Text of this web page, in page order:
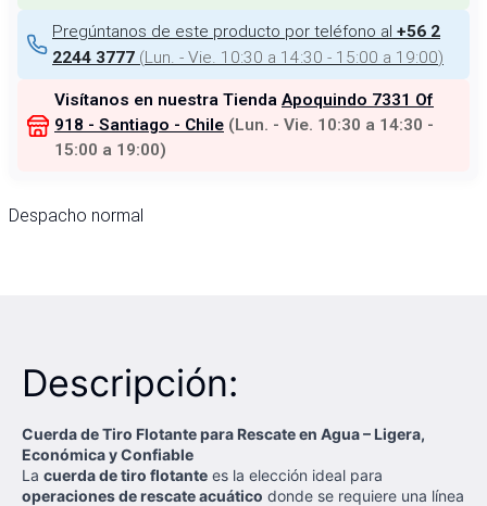
Pregúntanos de este producto por teléfono al +56 2
2244 3777 (Lun. - Vie. 10:30 a 14:30 - 15:00 a 19:00)
Visítanos en nuestra Tienda Apoquindo 7331 Of
918 - Santiago - Chile (Lun. - Vie. 10:30 a 14:30 -
15:00 a 19:00)
Despacho normal
Descripción:
Cuerda de Tiro Flotante para Rescate en Agua – Ligera,
Económica y Confiable
La cuerda de tiro flotante es la elección ideal para
operaciones de rescate acuático donde se requiere una línea